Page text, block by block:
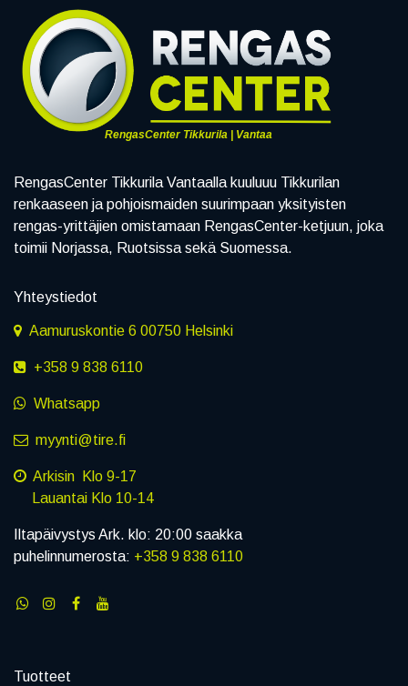
RengasCenter Tikkurila | Vantaa
RengasCenter Tikkurila Vantaalla kuuluuu Tikkurilan
renkaaseen ja pohjoismaiden suurimpaan yksityisten
rengas-yrittäjien omistamaan RengasCenter-ketjuun, joka
toimii Norjassa, Ruotsissa sekä Suomessa.
Yhteystiedot
Aamuruskontie 6 00750 Helsinki
+358 9 838 6110
Whatsapp
myynti@tire.fi
Arkisin Klo 9-17
Lauantai Klo 10-14
Iltapäivystys Ark. klo: 20:00 saakka
puhelinnumerosta: +358 9 838 6110
Tuotteet